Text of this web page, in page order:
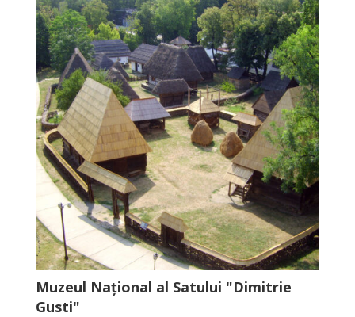
Muzeul Național al Satului "Dimitrie
Gusti"